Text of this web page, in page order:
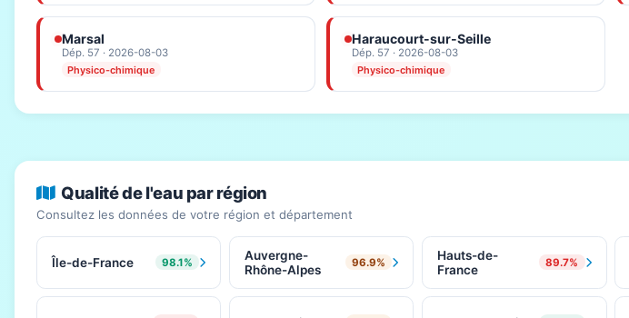
Marsal
Dép. 57 · 2026-08-03
Physico-chimique
Haraucourt-sur-Seille
Dép. 57 · 2026-08-03
Physico-chimique
Qualité de l'eau par région
Consultez les données de votre région et département
Île-de-France 98.1%
Auvergne-
Rhône-Alpes
96.9%
Hauts-de-
France
89.7%